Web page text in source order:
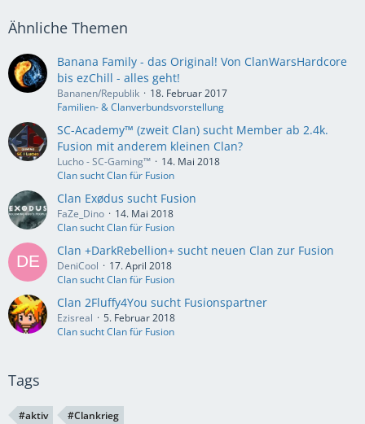
Ähnliche Themen
Banana Family - das Original! Von ClanWarsHardcore
bis ezChill - alles geht!
Bananen/Republik
18. Februar 2017
Familien- & Clanverbundsvorstellung
SC-Academy™ (zweit Clan) sucht Member ab 2.4k.
Fusion mit anderem kleinen Clan?
Lucho - SC-Gaming™
14. Mai 2018
Clan sucht Clan für Fusion
Clan Exødus sucht Fusion
FaZe_Dino
14. Mai 2018
Clan sucht Clan für Fusion
Clan +DarkRebellion+ sucht neuen Clan zur Fusion
DeniCool
17. April 2018
Clan sucht Clan für Fusion
Clan 2Fluffy4You sucht Fusionspartner
Ezisreal
5. Februar 2018
Clan sucht Clan für Fusion
Tags
#aktiv #Clankrieg